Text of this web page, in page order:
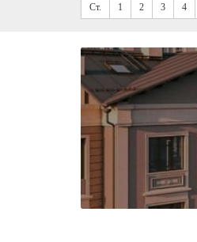
Ст. 1 2 3 4